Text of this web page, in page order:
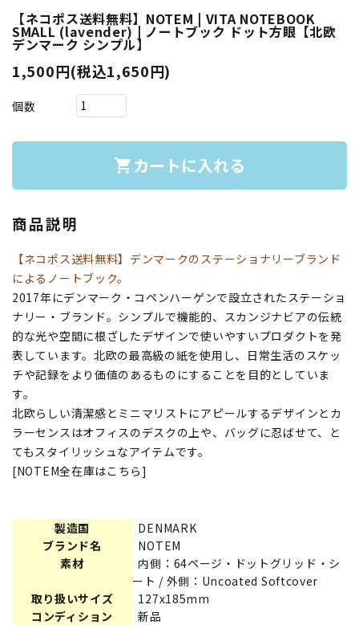
【ネコポス送料無料】NOTEM | VITA NOTEBOOK
SMALL (lavender) | ノートブック ドット方眼【北欧
デンマーク シンプル】
1,500円(税込1,650円)
個数
shopping_cart カートに入れる
商品説明
【ネコポス送料無料】デンマークのステーショナリーブランド
によるノートブック。
2017年にデンマーク・コペンハーゲンで設立されたステーショ
ナリー・ブランド。シンプルで機能的、スカンジナビアの伝統
的な光や空間に根ざしたデザインで使いやすいプロダクトを発
表しています。北欧の最高級の紙を使用し、日常生活のスケッ
チや記録をより価値のあるものにすることを目的としていま
す。
北欧らしい清潔感とミニマリストにアピールするデザインとカ
ラーセンスはオフィスのデスクの上や、バッグに忍ばせて、と
てもスタイリッシュなアイテムです。
[NOTEM全在庫はこちら]
製造国
DENMARK
ブランド名
NOTEM
素材
内側：64ページ・ドットグリッド・シ
ート / 外側：Uncoated Softcover
取り扱いサイズ
127x185mm
コンディション
新品